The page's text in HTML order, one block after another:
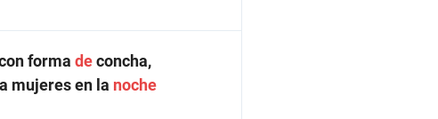
forma deconcha,
mujeres en la noche